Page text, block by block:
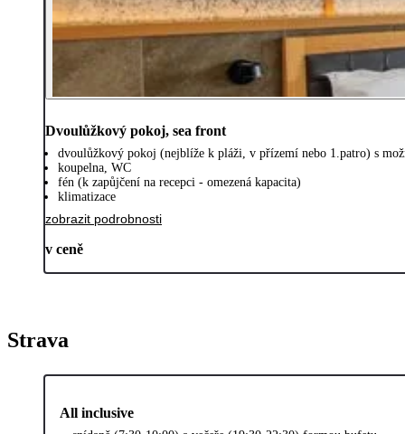
Dvoulůžkový pokoj, sea front
dvoulůžkový pokoj (nejblíže k pláži, v přízemí nebo 1.patro) s
koupelna, WC
fén (k zapůjčení na recepci - omezená kapacita)
klimatizace
zobrazit podrobnosti
v ceně
Strava
All inclusive